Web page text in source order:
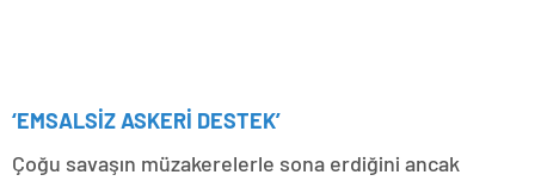
‘EMSALSİZ ASKERİ DESTEK’
Çoğu savaşın müzakerelerle sona erdiğini ancak